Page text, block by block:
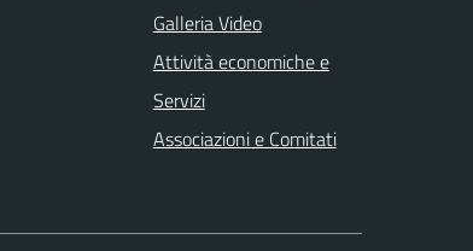
Galleria Video
Attività economiche e
Servizi
Associazioni e Comitati